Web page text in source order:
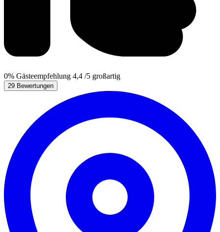
0% Gästeempfehlung 4,4 /5 großartig
29 Bewertungen